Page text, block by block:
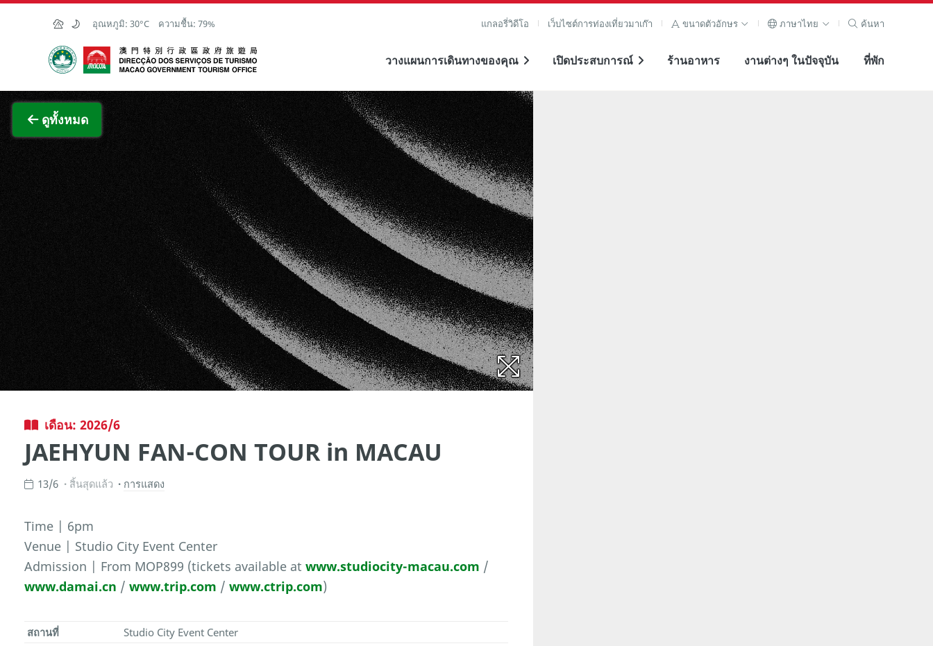
Skip to Main Content
อุณหภูมิ: 30°C ความชื้น: 79% แกลอรี่วิดีโอ เว็บไซต์การท่องเที่ยวมาเก๊า ขนาดตัวอักษร ภาษาไทย ค้นหา
สำนักงานการท่องเที่ยวของรัฐบาลมาเก๊า
วางแผนการเดินทางของคุณ เปิดประสบการณ์ ร้านอาหาร งานต่างๆ ในปัจจุบัน ที่พัก
ดูทั้งหมด
ภาพขยาย
เดือน: 2026/6
JAEHYUN FAN-CON TOUR in MACAU
13/6 สิ้นสุดแล้ว การแสดง
Time | 6pm
Venue | Studio City Event Center
Admission | From MOP899 (tickets available atwww.studiocity-macau.com /
www.damai.cn /www.trip.com /www.ctrip.com)
สถานที่
Studio City Event Center